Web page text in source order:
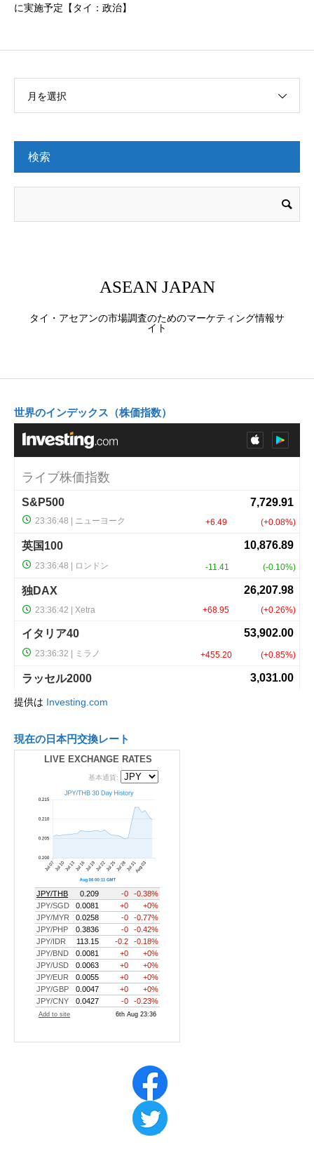
に実施予定【タイ：政治】
月を選択
検索
ASEAN JAPAN
タイ・アセアンの市場調査のためのマーケティング情報サ
イト
世界のインデックス（株価指数）
提供は Investing.com
現在の日本円交換レート
LIVE EXCHANGE RATES